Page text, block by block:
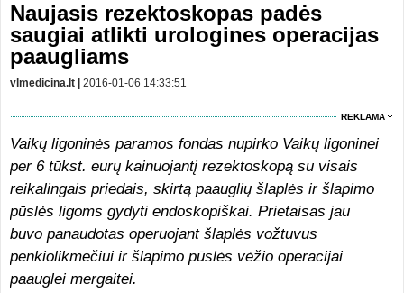
Naujasis rezektoskopas padės
saugiai atlikti urologines operacijas
paaugliams
vlmedicina.lt | 2016-01-06 14:33:51
REKLAMA
Vaikų ligoninės paramos fondas nupirko Vaikų ligoninei
per 6 tūkst. eurų kainuojantį rezektoskopą su visais
reikalingais priedais, skirtą paauglių šlaplės ir šlapimo
pūslės ligoms gydyti endoskopiškai. Prietaisas jau
buvo panaudotas operuojant šlaplės vožtuvus
penkiolikmečiui ir šlapimo pūslės vėžio operacijai
paauglei mergaitei.